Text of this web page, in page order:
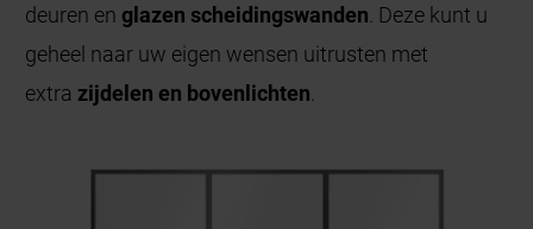
deuren englazen scheidingswanden . Deze kunt u
geheel naar uw eigen wensen uitrusten met
extra zijdelen en bovenlichten